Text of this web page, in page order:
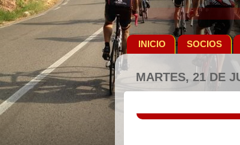
INICIO SOCIOS
MARTES, 21 DE